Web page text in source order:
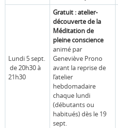
Lundi 5 sept.
de 20h30 à
21h30
Gratuit : atelier-
découverte de la
Méditation de
pleine conscience
animé par
Geneviève Prono
avant la reprise de
l’atelier
hebdomadaire
chaque lundi
(débutants ou
habitués) dès le 19
sept.